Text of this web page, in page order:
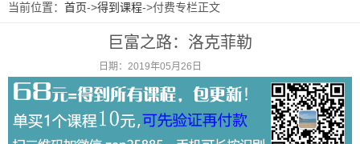
当前位置： 首页->得到课程->付费专栏正文
巨富之路：洛克菲勒
日期：2019年05月26日